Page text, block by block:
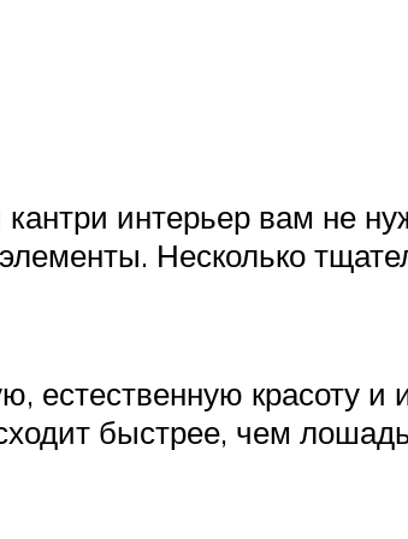
интерьер вам не
Несколько
естественную красоту
быстрее, чем